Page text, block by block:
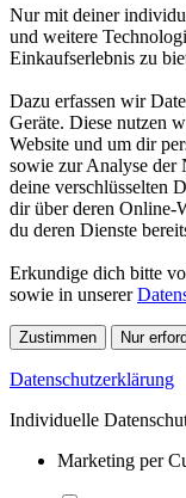
Nur mit deiner
und weitere
Einkaufserlebnis zu
Dazu erfassen wir
Geräte. Diese nutzen
Website und um dir
sowie zur Analyse der
deine verschlüsselten
dir über deren Online-
du deren Dienste
Erkundige dich bitte
sowie in unserer
Zustimmen Nur
Datenschutzerklärung
Individuelle
Marketing per